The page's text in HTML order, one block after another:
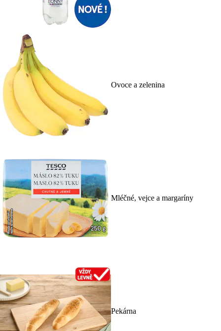
Ovoce a zelenina
Mléčné, vejce a margaríny
Pekárna